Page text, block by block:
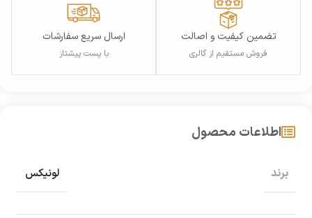
تضمین کیفیت و اصالت
فروش مستقیم از گالری
ارسال سریع سفارشات
با پست پیشتاز
اطلاعات محصول
برند لونیکس